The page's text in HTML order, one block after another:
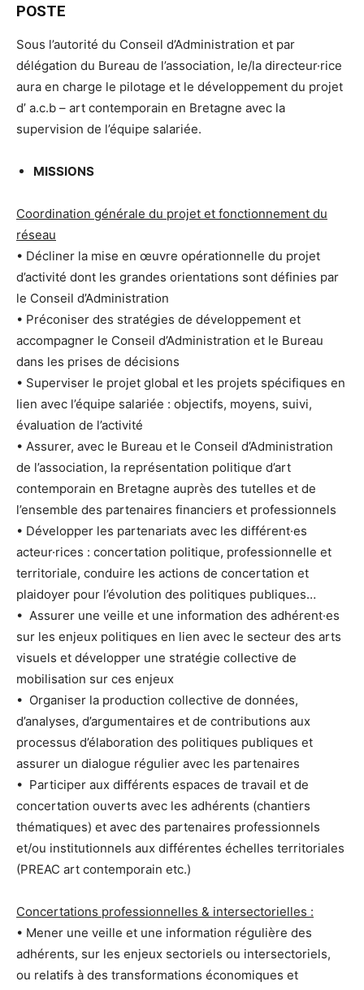
POSTE
Sous l’autorité du Conseil d’Administration et par
délégation du Bureau de l’association, le/la directeur·rice
aura en charge le pilotage et le développement du projet
d’ a.c.b – art contemporain en Bretagne avec la
supervision de l’équipe salariée.
MISSIONS
Coordination générale du projet et fonctionnement du
réseau
• Décliner la mise en œuvre opérationnelle du projet
d’activité dont les grandes orientations sont définies par
le Conseil d’Administration
• Préconiser des stratégies de développement et
accompagner le Conseil d’Administration et le Bureau
dans les prises de décisions
• Superviser le projet global et les projets spécifiques en
lien avec l’équipe salariée : objectifs, moyens, suivi,
évaluation de l’activité
• Assurer, avec le Bureau et le Conseil d’Administration
de l’association, la représentation politique d’art
contemporain en Bretagne auprès des tutelles et de
l’ensemble des partenaires financiers et professionnels
• Développer les partenariats avec les différent·es
acteur·rices : concertation politique, professionnelle et
territoriale, conduire les actions de concertation et
plaidoyer pour l’évolution des politiques publiques…
• Assurer une veille et une information des adhérent·es
sur les enjeux politiques en lien avec le secteur des arts
visuels et développer une stratégie collective de
mobilisation sur ces enjeux
• Organiser la production collective de données,
d’analyses, d’argumentaires et de contributions aux
processus d’élaboration des politiques publiques et
assurer un dialogue régulier avec les partenaires
• Participer aux différents espaces de travail et de
concertation ouverts avec les adhérents (chantiers
thématiques) et avec des partenaires professionnels
et/ou institutionnels aux différentes échelles territoriales
(PREAC art contemporain etc.)
Concertations professionnelles & intersectorielles :
• Mener une veille et une information régulière des
adhérents, sur les enjeux sectoriels ou intersectoriels,
ou relatifs à des transformations économiques et